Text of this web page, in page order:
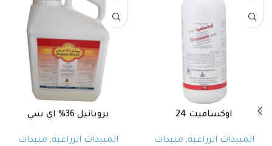
اوكساميت 24
المبيدات الزراعية, مبيدات
بروبانيل 36% اي سي
المبيدات الزراعية, مبيدات